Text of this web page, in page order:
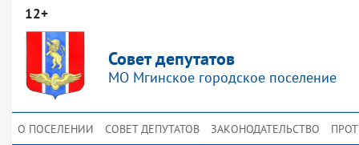
12+
Совет депутатов
МО Мгинское городское поселение
О ПОСЕЛЕНИИ СОВЕТ ДЕПУТАТОВ ЗАКОНОДАТЕЛЬСТВО